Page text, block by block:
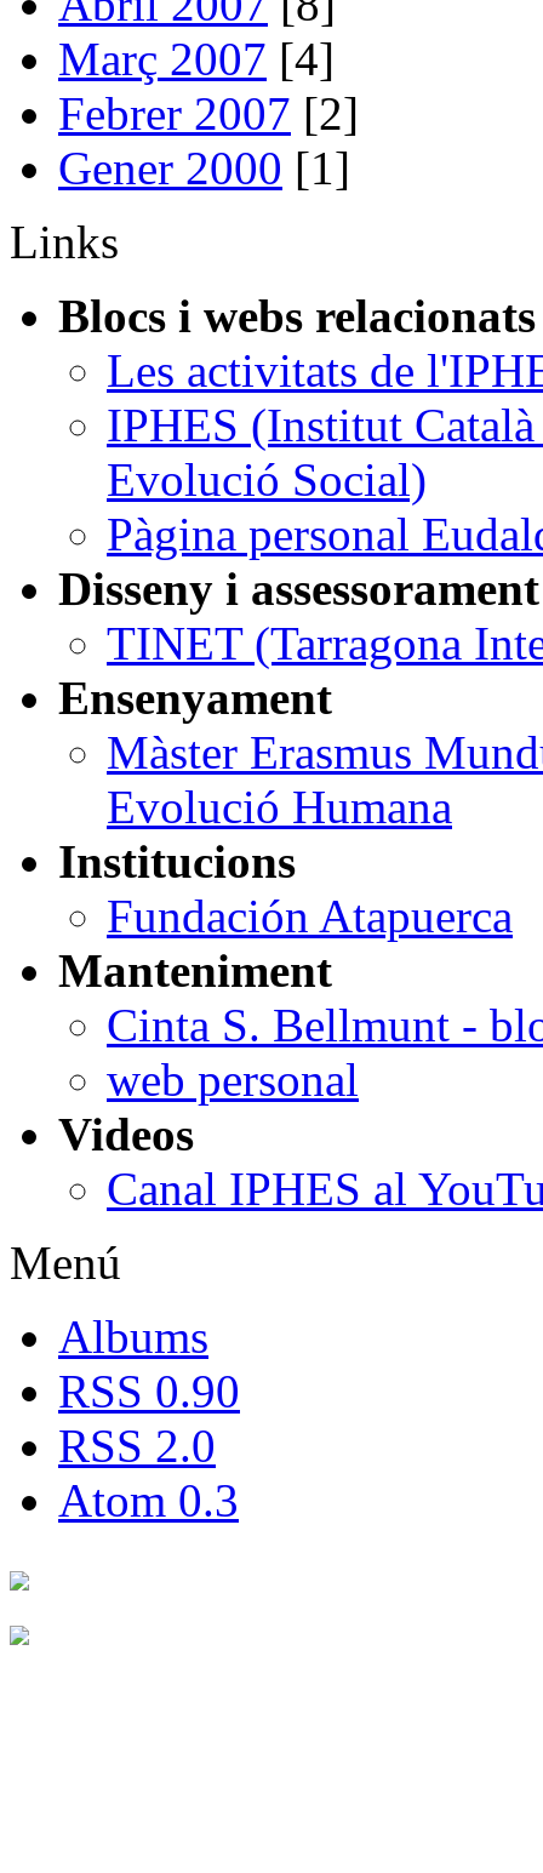
Març 2007 [4]
Febrer 2007 [2]
Gener 2000 [1]
Links
Blocs i webs relacionats
Les activitats de
IPHES (Institut
Evolució Social)
Pàgina personal
Disseny i
TINET (Tarragona
Ensenyament
Màster Erasmus
Evolució Humana
Institucions
Fundación Atapuerca
Manteniment
Cinta S. Bellmunt -
web personal
Videos
Canal IPHES al
Menú
Albums
RSS 0.90
RSS 2.0
Atom 0.3